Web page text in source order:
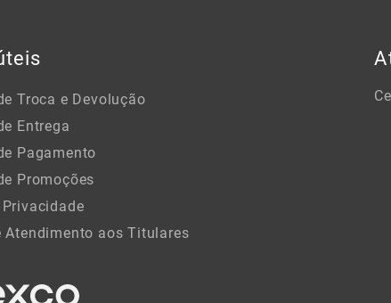
Troca e Devolução
Entrega
Pagamento
Promoções
Atendimento aos Titulares